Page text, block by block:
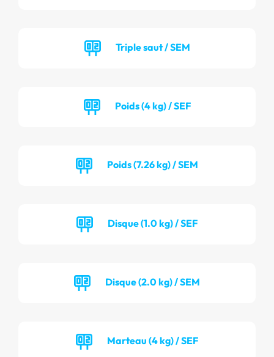
Triple saut / SEM
Poids (4 kg) / SEF
Poids (7.26 kg) / SEM
Disque (1.0 kg) / SEF
Disque (2.0 kg) / SEM
Marteau (4 kg) / SEF